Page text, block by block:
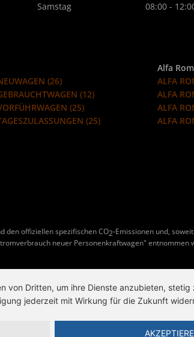
Samstag
08:00 -
(26)
(12)
(25)
(25)
Alfa
ALFA
ALFA
ALFA
ALFA
den offiziellen spezifischen CO2-Emissionen und,
neuer Personenkraftwagen"
von Dritten, um ihre Dienste anzubieten,
jederzeit mit Wirkung für die Zukunft